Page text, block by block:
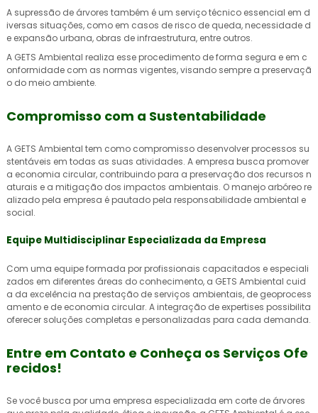
A supressão de árvores também é um serviço técnico essencial em d
iversas situações, como em casos de risco de queda, necessidade d
e expansão urbana, obras de infraestrutura, entre outros.
A GETS Ambiental realiza esse procedimento de forma segura e em c
onformidade com as normas vigentes, visando sempre a preservaçã
o do meio ambiente.
Compromisso com a Sustentabilidade
A GETS Ambiental tem como compromisso desenvolver processos su
stentáveis em todas as suas atividades. A empresa busca promover
a economia circular, contribuindo para a preservação dos recursos n
aturais e a mitigação dos impactos ambientais. O manejo arbóreo re
alizado pela empresa é pautado pela responsabilidade ambiental e
social.
Equipe Multidisciplinar Especializada da Empresa
Com uma equipe formada por profissionais capacitados e especiali
zados em diferentes áreas do conhecimento, a GETS Ambiental cuid
a da excelência na prestação de serviços ambientais, de geoprocess
amento e de economia circular. A integração de expertises possibilita
oferecer soluções completas e personalizadas para cada demanda.
Entre em Contato e Conheça os Serviços Ofe
recidos!
Se você busca por uma empresa especializada em corte de árvores